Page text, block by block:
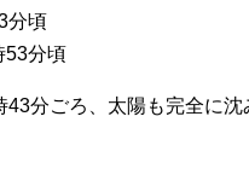
分頃
53分頃
43分ごろ、太陽も完全に